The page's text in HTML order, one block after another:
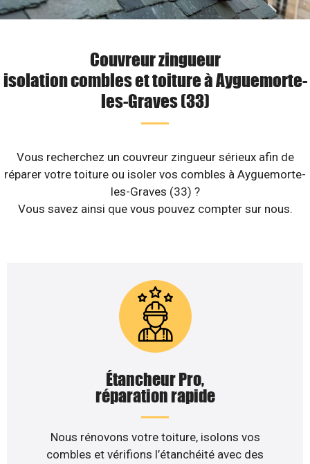
Couvreur zingueur
isolation combles et toiture à Ayguemorte-
les-Graves (33)
Vous recherchez un couvreur zingueur sérieux afin de
réparer votre toiture ou isoler vos combles à Ayguemorte-
les-Graves (33) ?
Vous savez ainsi que vous pouvez compter sur nous.
Étancheur Pro,
réparation rapide
Nous rénovons votre toiture, isolons vos
combles et vérifions l’étanchéité avec des